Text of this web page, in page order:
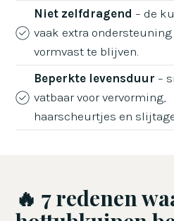
Niet zelfdragend – de
vaak extra
vormvast te blijven.
Beperkte levensduur –
vatbaar voor vervorming,
haarscheurtjes en
🔥 7 redenen